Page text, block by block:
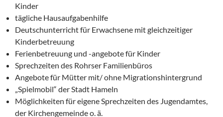
Kinder
tägliche Hausaufgabenhilfe
Deutschunterricht für Erwachsene mit gleichzeitiger
Kinderbetreuung
Ferienbetreuung und -angebote für Kinder
Sprechzeiten des Rohrser Familienbüros
Angebote für Mütter mit/ ohne Migrationshintergrund
„Spielmobil“ der Stadt Hameln
Möglichkeiten für eigene Sprechzeiten des Jugendamtes,
der Kirchengemeinde o. ä.